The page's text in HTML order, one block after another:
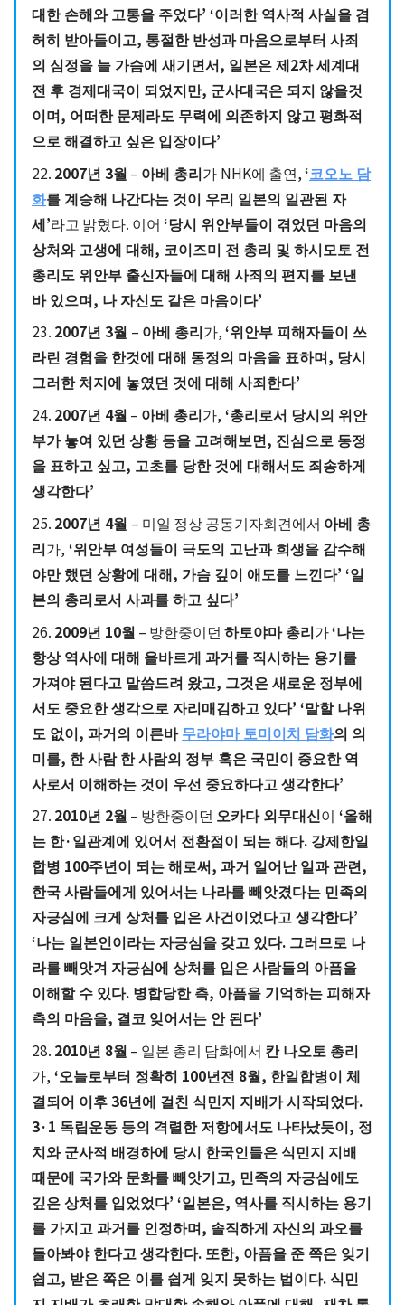
대한 손해와 고통을 주었다’ ‘이러한 역사적 사실을 겸
허히 받아들이고, 통절한 반성과 마음으로부터 사죄
의 심정을 늘 가슴에 새기면서, 일본은 제2차 세계대
전 후 경제대국이 되었지만, 군사대국은 되지 않을것
이며, 어떠한 문제라도 무력에 의존하지 않고 평화적
으로 해결하고 싶은 입장이다’
22. 2007년 3월 – 아베 총리가 NHK에 출연,‘코오노 담
화를 계승해 나간다는 것이 우리 일본의 일관된 자
세’라고 밝혔다. 이어‘당시 위안부들이 겪었던 마음의
상처와 고생에 대해, 코이즈미 전 총리 및 하시모토 전
총리도 위안부 출신자들에 대해 사죄의 편지를 보낸
바 있으며, 나 자신도 같은 마음이다’
23. 2007년 3월 – 아베 총리가,‘위안부 피해자들이 쓰
라린 경험을 한것에 대해 동정의 마음을 표하며, 당시
그러한 처지에 놓였던 것에 대해 사죄한다’
24. 2007년 4월 – 아베 총리가, ‘총리로서 당시의 위안
부가 놓여 있던 상황 등을 고려해보면, 진심으로 동정
을 표하고 싶고, 고초를 당한 것에 대해서도 죄송하게
생각한다’
25. 2007년 4월 – 미일 정상 공동기자회견에서 아베 총
리가, ‘위안부 여성들이 극도의 고난과 희생을 감수해
야만 했던 상황에 대해, 가슴 깊이 애도를 느낀다’ ‘일
본의 총리로서 사과를 하고 싶다’
26. 2009년 10월 – 방한중이던하토야마 총리가‘나는
항상 역사에 대해 올바르게 과거를 직시하는 용기를
가져야 된다고 말씀드려 왔고, 그것은 새로운 정부에
서도 중요한 생각으로 자리매김하고 있다’ ‘말할 나위
도 없이, 과거의 이른바무라야마 토미이치 담화의 의
미를, 한 사람 한 사람의 정부 혹은 국민이 중요한 역
사로서 이해하는 것이 우선 중요하다고 생각한다’
27. 2010년 2월 – 방한중이던 오카다 외무대신이 ‘올해
는 한·일관계에 있어서 전환점이 되는 해다. 강제한일
합병 100주년이 되는 해로써, 과거 일어난 일과 관련,
한국 사람들에게 있어서는 나라를 빼앗겼다는 민족의
자긍심에 크게 상처를 입은 사건이었다고 생각한다’
‘나는 일본인이라는 자긍심을 갖고 있다. 그러므로 나
라를 빼앗겨 자긍심에 상처를 입은 사람들의 아픔을
이해할 수 있다. 병합당한 측, 아픔을 기억하는 피해자
측의 마음을, 결코 잊어서는 안 된다’
28. 2010년 8월 – 일본 총리 담화에서 칸 나오토 총리
가, ‘오늘로부터 정확히 100년전 8월, 한일합병이 체
결되어 이후 36년에 걸친 식민지 지배가 시작되었다.
3·1 독립운동 등의 격렬한 저항에서도 나타났듯이, 정
치와 군사적 배경하에 당시 한국인들은 식민지 지배
때문에 국가와 문화를 빼앗기고, 민족의 자긍심에도
깊은 상처를 입었었다’ ‘일본은, 역사를 직시하는 용기
를 가지고 과거를 인정하며, 솔직하게 자신의 과오를
돌아봐야 한다고 생각한다. 또한, 아픔을 준 쪽은 잊기
쉽고, 받은 쪽은 이를 쉽게 잊지 못하는 법이다. 식민